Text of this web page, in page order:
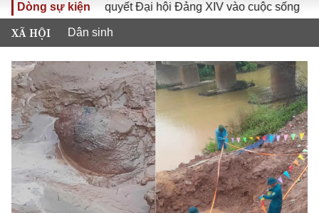
Dòng sự kiện
Đưa Nghị quyết Đại hội Đảng XIV vào cuộc sống
XÃ HỘI Dân sinh